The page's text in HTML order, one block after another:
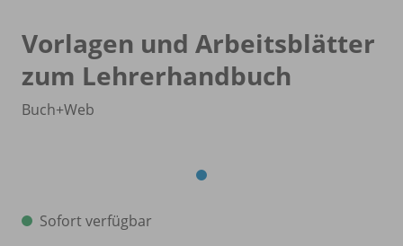
Vorlagen und Arbeitsblätter
zum Lehrerhandbuch
Buch+Web
Sofort verfügbar